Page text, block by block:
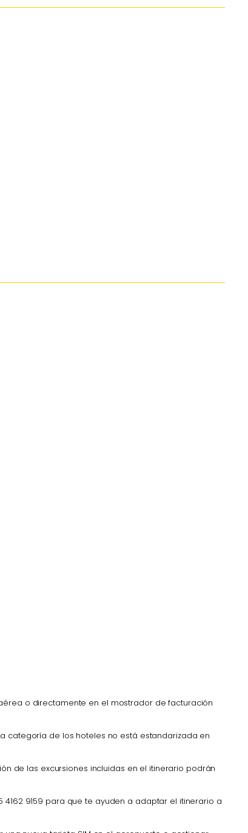
o directamente en el mostrador de facturación
categoría de los hoteles no está estandarizada en
de las excursiones incluidas en el itinerario podrán
9159 para que te ayuden a adaptar el itinerario a